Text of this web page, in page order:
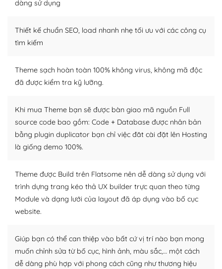
– Sở hữu một cộng đồng lớn, sẵn sàng hỗ trợ
người cuồng tín WordPress.
kiếm những cộng đồng WordPress, họ sẽ giúp bạn trả
lời, giải đáp vấn đề của bạn.
Cộng đồng sử dụng WordPress sẵn sàng hỗ trợ bạn
Plugin mở rộng là thành phần cài đặt thêm vào
WordPress để tăng thêm các tính năng cần thiết. Có
nhiều plugin trả phí hoặc miễn phí.
plugin của WordPress rất phong phú. Bạn có thể thỏa
thích chọn lựa plugin và themes phù hợp cho mục đích
lập website của mình.
dàng sử dụng
Thiết kế chuẩn SEO, load nhanh nhẹ tối ưu với các công cụ
tìm kiếm
Theme sạch hoàn toàn 100% không virus, không mã độc
đã được kiểm tra kỹ lưỡng.
Khi mua Theme bạn sẽ được bàn giao mã nguồn Full
source code bao gồm: Code + Database được nhân bản
bằng plugin duplicator bạn chỉ việc đăt cài đặt lên Hosting
là giống demo 100%.
Theme được Build trên Flatsome nên dễ dàng sử dụng với
trình dựng trang kéo thả UX builder trực quan theo từng
Module và dạng lưới của layout đã áp dụng vào bố cục
website.
Giúp bạn có thể can thiệp vào bất cứ vị trí nào bạn mong
muốn chỉnh sửa từ bố cục, hình ảnh, màu sắc,… một cách
dễ dàng phù hợp với phong cách cũng như thương hiệu